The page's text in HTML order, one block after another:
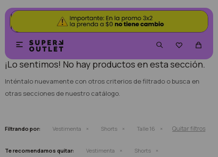

 NO SE HAN RECUPERADO PRODUCTOS
¡Lo sentimos! No hay productos en esta sección.
Inténtalo nuevamente con otros criterios de filtrado o busca en
otras secciones de nuestro catálogo.
Filtrando por: Vestimenta Shorts Talle 16 Quitar filtros
Te recomendamos quitar: Vestimenta Shorts